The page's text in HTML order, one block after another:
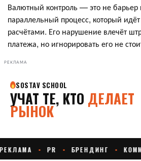
Валютный контроль — это не барьер
параллельный процесс, который
расчётами. Его нарушение влечёт
платежа, но игнорировать его не
РЕКЛАМА